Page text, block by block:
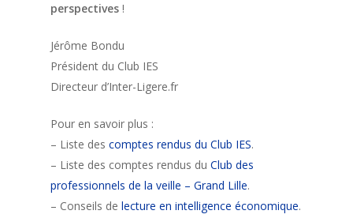
perspectives !
Jérôme Bondu
Président du Club IES
Directeur d’Inter-Ligere.fr
Pour en savoir plus :
– Liste des comptes rendus du Club IES.
– Liste des comptes rendus du Club des
professionnels de la veille – Grand Lille.
– Conseils de lecture en intelligence économique.